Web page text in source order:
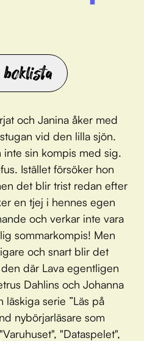
och Janina åker med
vid den lilla sjön.
sin kompis med sig.
Istället försöker hon
det blir trist redan efter
en tjej i hennes egen
och verkar inte vara
sommarkompis! Men
och snart blir det
där Lava egentligen
Dahlins och Johanna
läskiga serie ”Läs på
nybörjarläsare som
"Dataspelet",